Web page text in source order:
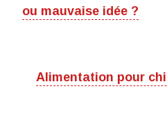
ou mauvaise idée ?
Alimentation pour